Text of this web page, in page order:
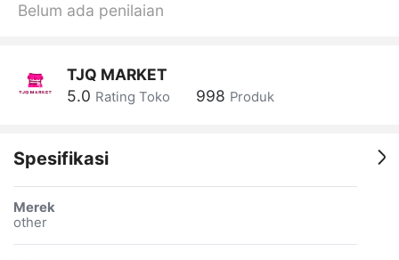
Belum ada penilaian
TJQ MARKET
5.0 Rating Toko 998 Produk
Spesifikasi
Merek
other